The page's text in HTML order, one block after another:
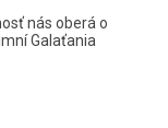
nás oberá o
Galaťania